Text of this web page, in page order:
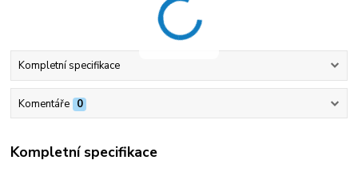
Kompletní specifikace
Komentáře 0
Kompletní specifikace